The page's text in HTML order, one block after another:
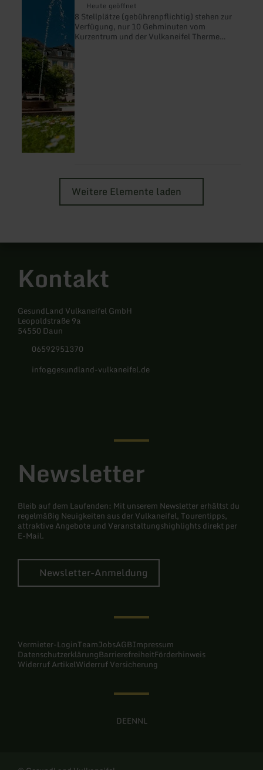
Heute geöffnet
8 Stellplätze (gebührenpflichtig) stehen zur
Verfügung, nur 10 Gehminuten vom
Kurzentrum und der Vulkaneifel Therme
Bertrich
Weitere Elemente laden
Kontakt
GesundLand Vulkaneifel GmbH
Leopoldstraße 9a
54550 Daun
06592951370
info@gesundland-vulkaneifel.de
Newsletter
Bleib auf dem Laufenden: Mit unserem Newsletter erhältst du
regelmäßig Neuigkeiten aus der Vulkaneifel, Tourentipps,
attraktive Angebote und Veranstaltungshighlights direkt per
E-Mail.
Newsletter-Anmeldung
Vermieter-LoginTeamJobsAGBImpressum
DatenschutzerklärungBarrierefreiheitFörderhinweis
Widerruf ArtikelWiderruf Versicherung
DEENNL